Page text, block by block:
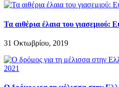
Τα αιθέρια έλαια του γιασεμιού:
31 Οκτωβρίου, 2019